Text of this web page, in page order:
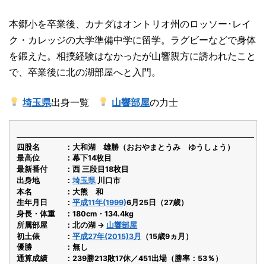
本郷小を卒業後、カナダはオントリオ州のロッソー･レイ
ク・カレッジの大学準備中学に留学。ラグビーなどで身体
を鍛えた。相撲経験はなかったが山響親方に誘われたこと
で、卒業後に北の湖部屋へと入門。
埼玉県出身一覧 山響部屋の力士
四股名
大和湖 雄勝（おおやまとうみ ゆうしょう）
最高位
幕下14枚目
最新番付
西 三段目18枚目
出身地
埼玉県 川口市
本名
大熊 和
生年月日
平成11年(1999)6月25日（27歳）
身長・体重
180cm・134.4kg
所属部屋
北の湖 → 山響部屋
初土俵
平成27年(2015)3月
（15歳9ヵ月）
優勝
無し
通算成績
239勝213敗17休／451出場（勝率：53％）